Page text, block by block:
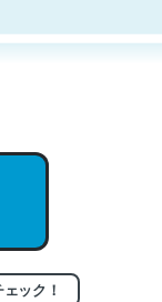
語小説100ページ分
ック！